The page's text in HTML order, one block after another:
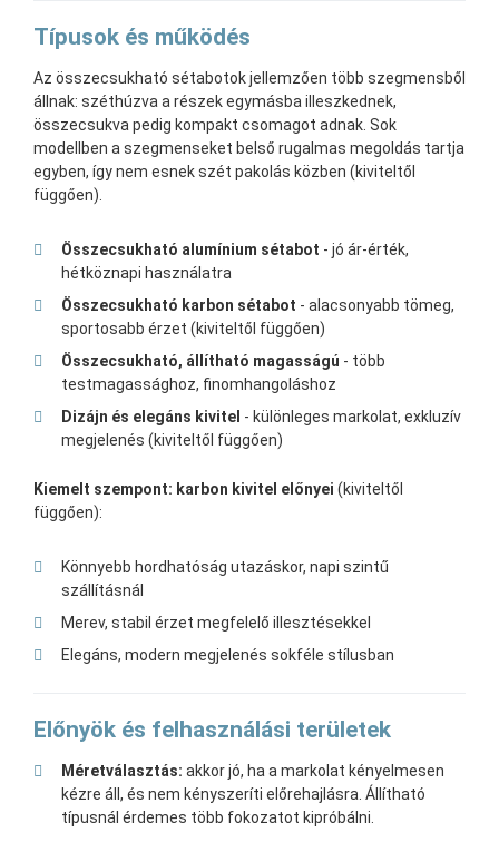
Típusok és működés
Az összecsukható sétabotok jellemzően több szegmensből
állnak: széthúzva a részek egymásba illeszkednek,
összecsukva pedig kompakt csomagot adnak. Sok
modellben a szegmenseket belső rugalmas megoldás tartja
egyben, így nem esnek szét pakolás közben (kiviteltől
függően).
Összecsukható alumínium sétabot - jó ár-érték,
hétköznapi használatra
Összecsukható karbon sétabot - alacsonyabb tömeg,
sportosabb érzet (kiviteltől függően)
Összecsukható, állítható magasságú - több
testmagassághoz, finomhangoláshoz
Dizájn és elegáns kivitel - különleges markolat, exkluzív
megjelenés (kiviteltől függően)
Kiemelt szempont: karbon kivitel előnyei (kiviteltől
függően):
Könnyebb hordhatóság utazáskor, napi szintű
szállításnál
Merev, stabil érzet megfelelő illesztésekkel
Elegáns, modern megjelenés sokféle stílusban
Előnyök és felhasználási területek
Méretválasztás: akkor jó, ha a markolat kényelmesen
kézre áll, és nem kényszeríti előrehajlásra. Állítható
típusnál érdemes több fokozatot kipróbálni.